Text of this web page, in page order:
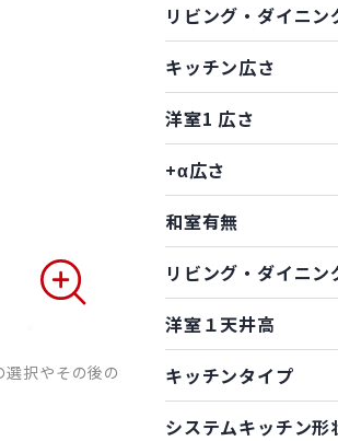
択やその後の
リビング・ダイニン
キッチン広さ
洋室1 広さ
+α広さ
和室有無
リビング・ダイニン
洋室１天井高
キッチンタイプ
システムキッチン形